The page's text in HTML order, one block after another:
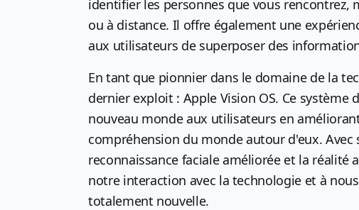
identifier les personnes que vous
ou à distance. Il offre également une
aux utilisateurs de superposer des
En tant que pionnier dans le domaine de la
dernier exploit : Apple Vision OS. Ce
nouveau monde aux utilisateurs en
compréhension du monde autour d'eux.
reconnaissance faciale améliorée et la réalité
notre interaction avec la technologie et à
totalement nouvelle.